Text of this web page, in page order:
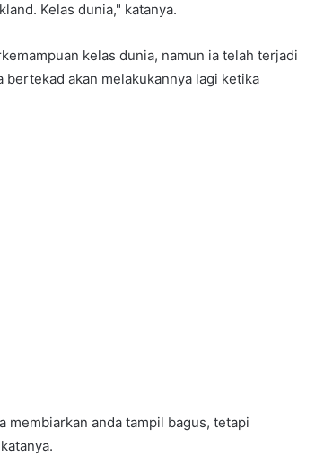
Kelas dunia," katanya.
kelas dunia, namun ia telah terjadi
akan melakukannya lagi ketika
membiarkan anda tampil bagus, tetapi